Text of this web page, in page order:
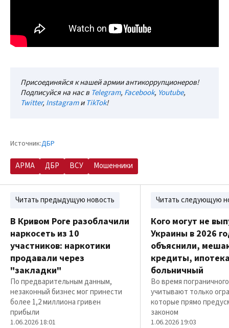
Присоединяйся к нашей армии антикоррупционеров!
Подписуйся на нас в Telegram, Facebook, Youtube,
Twitter, InstagramиTikTok!
Источник:ДБР
АРМА ДБР ВСУ Мошенники
Читать предыдущую новость
В Кривом Роге разоблачили
наркосеть из 10
участников: наркотики
продавали через
"закладки"
По предварительным данным,
незаконный бизнес мог принести
более 1,2 миллиона гривен
прибыли
1.06.2026 18:01
Читать следующую
Кого могут не
Украины в 2026
объяснили,
кредиты,
больничный
Во время
учитывают только
которые прямо
законом
1.06.2026 19:03